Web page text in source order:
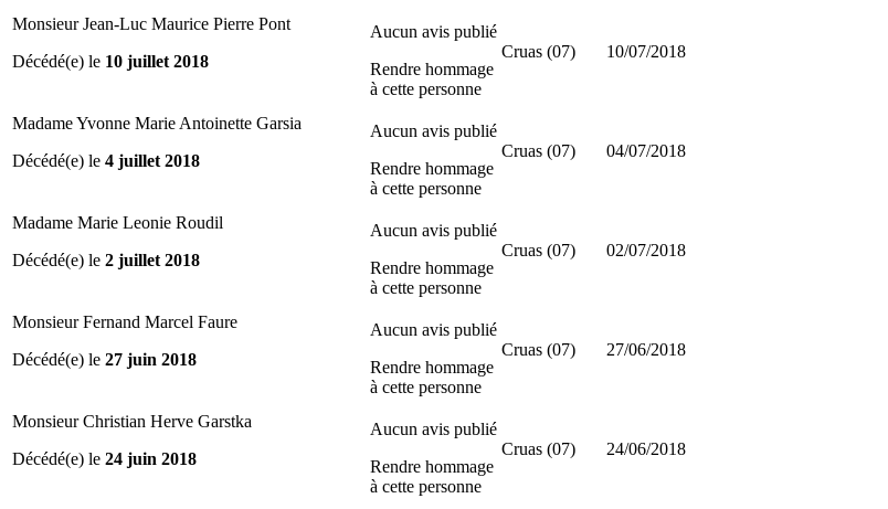
Monsieur Jean-Luc Maurice Pierre Pont
Décédé(e) le 10 juillet 2018
Aucun avis publié
Rendre hommage
à cette personne
Cruas (07) 10/07/2018
Madame Yvonne Marie Antoinette Garsia
Décédé(e) le 4 juillet 2018
Aucun avis publié
Rendre hommage
à cette personne
Cruas (07) 04/07/2018
Madame Marie Leonie Roudil
Décédé(e) le 2 juillet 2018
Aucun avis publié
Rendre hommage
à cette personne
Cruas (07) 02/07/2018
Monsieur Fernand Marcel Faure
Décédé(e) le 27 juin 2018
Aucun avis publié
Rendre hommage
à cette personne
Cruas (07) 27/06/2018
Monsieur Christian Herve Garstka
Décédé(e) le 24 juin 2018
Aucun avis publié
Rendre hommage
à cette personne
Cruas (07) 24/06/2018